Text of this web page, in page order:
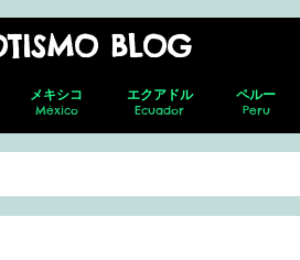
BLOG
メキシコ
México
メキシコシティ
ネバド・デ ・トルーカ
テオティワカン
トゥーラ
チャウトラ
ホタルの森
サン・アンドレス・チョルラ
アグアスカリエンテス
グアダラハラ
プエルト・バジャルタ
グアナファト
レオン
メキシコ就労ビザ取得の全貌｜転職し
エクアドル
Ecuador
キト(新市街)
キト(旧市街)
コトパクシ
チンボラソ
オタバロ&周辺
ペルー
Peru
リマ
クスコ
サクサイワ
ヴィニクン
プーノ
アレキパ